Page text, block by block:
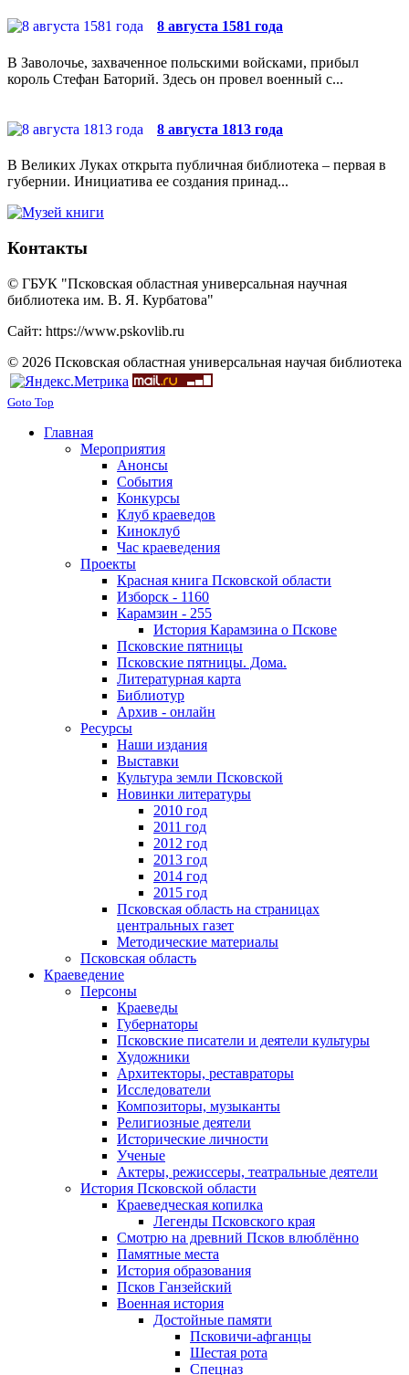
8 августа 1581 года
В Заволочье, захваченное польскими войсками, прибыл
король Стефан Баторий. Здесь он провел военный с...
8 августа 1813 года
В Великих Луках открыта публичная библиотека – первая в
губернии. Инициатива ее создания принад...
Контакты
© ГБУК "Псковская областная универсальная научная
библиотека им. В. Я. Курбатова"
Сайт: https://www.pskovlib.ru
© 2026 Псковская областная универсальная научая библиотека
Goto Top
Главная
Мероприятия
Анонсы
События
Конкурсы
Клуб краеведов
Киноклуб
Час краеведения
Проекты
Красная книга Псковской области
Изборск - 1160
Карамзин - 255
История Карамзина о Пскове
Псковские пятницы
Псковские пятницы. Дома.
Литературная карта
Библиотур
Архив - онлайн
Ресурсы
Наши издания
Выставки
Культура земли Псковской
Новинки литературы
2010 год
2011 год
2012 год
2013 год
2014 год
2015 год
Псковская область на страницах
центральных газет
Методические материалы
Псковская область
Краеведение
Персоны
Краеведы
Губернаторы
Псковские писатели и деятели культуры
Художники
Архитекторы, реставраторы
Исследователи
Композиторы, музыканты
Религиозные деятели
Исторические личности
Ученые
Актеры, режиссеры, театральные деятели
История Псковской области
Краеведческая копилка
Легенды Псковского края
Смотрю на древний Псков влюблённо
Памятные места
История образования
Псков Ганзейский
Военная история
Достойные памяти
Псковичи-афганцы
Шестая рота
Спецназ